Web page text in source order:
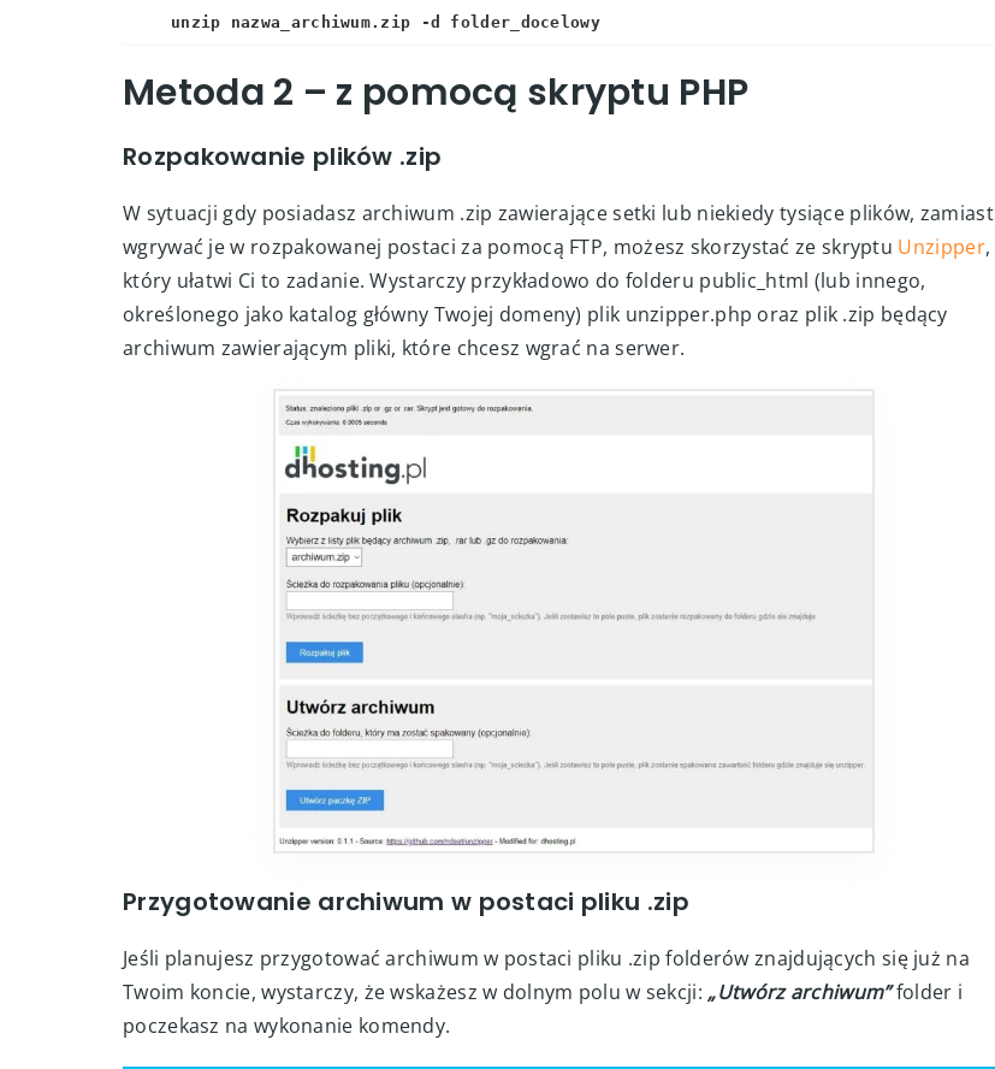
natomiast aby rozpakować do innego folderu, wskazujemy folder docelowy wydając komendę:
unzip nazwa_archiwum.zip -d folder_docelowy
Metoda 2 – z pomocą skryptu PHP
Rozpakowanie plików .zip
W sytuacji gdy posiadasz archiwum .zip zawierające setki lub niekiedy tysiące plików, zamiast
wgrywać je w rozpakowanej postaci za pomocą FTP, możesz skorzystać ze skryptuUnzipper
który ułatwi Ci to zadanie. Wystarczy przykładowo do folderu public_html (lub innego,
archiwum zawierającym pliki, które chcesz wgrać na serwer.
Przygotowanie archiwum w postaci pliku .zip
Jeśli planujesz przygotować archiwum w postaci pliku .zip folderów znajdujących się już na